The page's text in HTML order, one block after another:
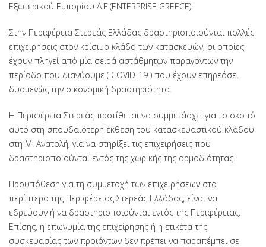
Εξωτερικού Εμπορίου Α.Ε.(ENTERPRISE GREECE).
Στην Περιφέρεια Στερεάς Ελλάδας δραστηριοποιούνται πολλές
επιχειρήσεις στον κρίσιμο κλάδο των κατασκευών, οι οποίες
έχουν πληγεί από μία σειρά αστάθμητων παραγόντων την
περίοδο που διανύουμε ( COVID-19 ) που έχουν επηρεάσει
δυσμενώς την οικονομική δραστηριότητα.
Η Περιφέρεια Στερεάς προτίθεται να συμμετάσχει για το σκοπό
αυτό στη σπουδαιότερη έκθεση του κατασκευαστικού κλάδου
στη Μ. Ανατολή, για να στηρίξει τις επιχειρήσεις που
δραστηριοποιούνται εντός της χωρικής της αρμοδιότητας..
Προϋπόθεση για τη συμμετοχή των επιχειρήσεων στο
περίπτερο της Περιφέρειας Στερεάς Ελλάδας, είναι να
εδρεύουν ή να δραστηριοποιούνται εντός της Περιφέρειας.
Επίσης, η επωνυμία της επιχείρησης ή η ετικέτα της
συσκευασίας των προϊόντων δεν πρέπει να παραπέμπει σε